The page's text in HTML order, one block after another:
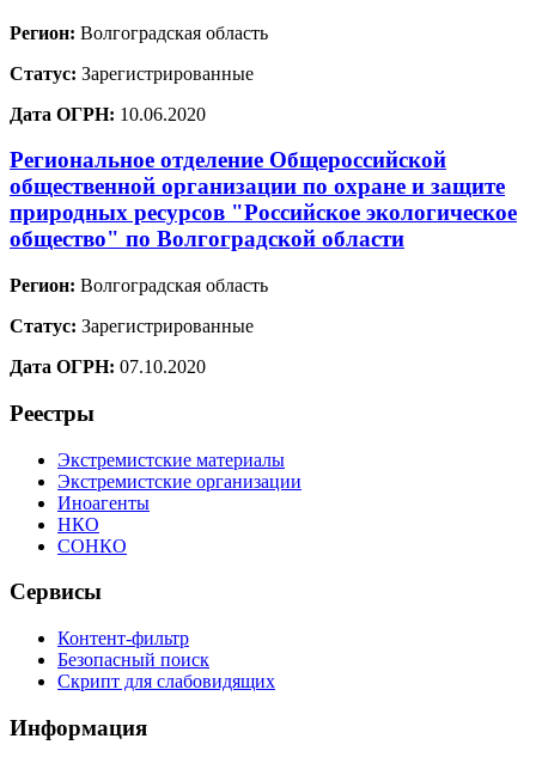
Регион: Волгоградская область
Статус: Зарегистрированные
Дата ОГРН: 10.06.2020
Региональное отделение Общероссийской
общественной организации по охране и защите
природных ресурсов "Российское экологическое
общество" по Волгоградской области
Регион: Волгоградская область
Статус: Зарегистрированные
Дата ОГРН: 07.10.2020
Реестры
Экстремистские материалы
Экстремистские организации
Иноагенты
НКО
СОНКО
Сервисы
Контент-фильтр
Безопасный поиск
Скрипт для слабовидящих
Информация